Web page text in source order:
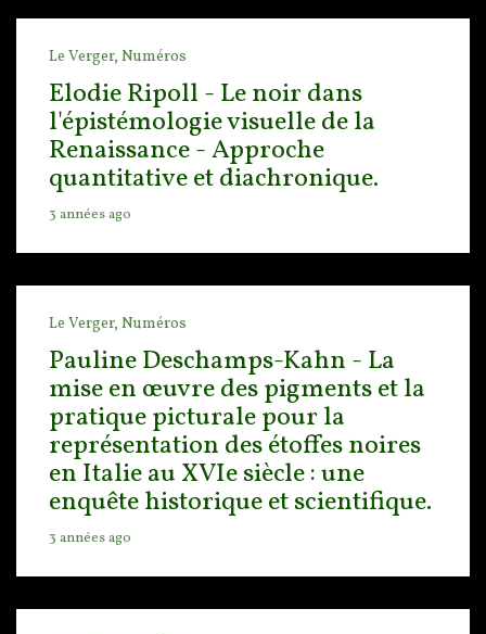
Le Verger, Numéros
Elodie Ripoll - Le noir dans
l'épistémologie visuelle de la
Renaissance - Approche
quantitative et diachronique.
3 années ago
Le Verger, Numéros
Pauline Deschamps-Kahn - La
mise en œuvre des pigments et la
pratique picturale pour la
représentation des étoffes noires
en Italie au XVIe siècle : une
enquête historique et scientifique.
3 années ago